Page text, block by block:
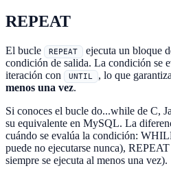
REPEAT
El bucle REPEAT ejecuta un bloque
condición de salida. La condición se
iteración con
UNTIL , lo que
menos una vez.
Si conoces el bucle do...while de C,
su equivalente en MySQL. La
cuándo se evalúa la condición:
puede no ejecutarse nunca),
siempre se ejecuta al menos una vez).